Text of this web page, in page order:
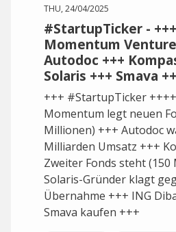
THU, 24/04/2025
#StartupTicker -
Momentum
Autodoc +++
Solaris +++ Smava
+++ #StartupTicker
Momentum legt neuen
Millionen) +++ Autodoc
Milliarden Umsatz +++
Zweiter Fonds steht (150
Solaris-Gründer klagt
Übernahme +++ ING
Smava kaufen +++